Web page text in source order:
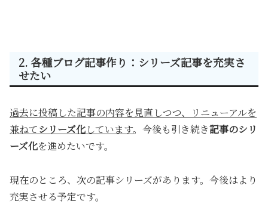
2. 各種ブログ記事作り：シリーズ記事を充実さ
せたい
過去に投稿した記事の内容を見直しつつ、リニューアルを
兼ねてシリーズ化しています。今後も引き続き記事のシリ
ーズ化を進めたいです。
現在のところ、次の記事シリーズがあります。今後はより
充実させる予定です。